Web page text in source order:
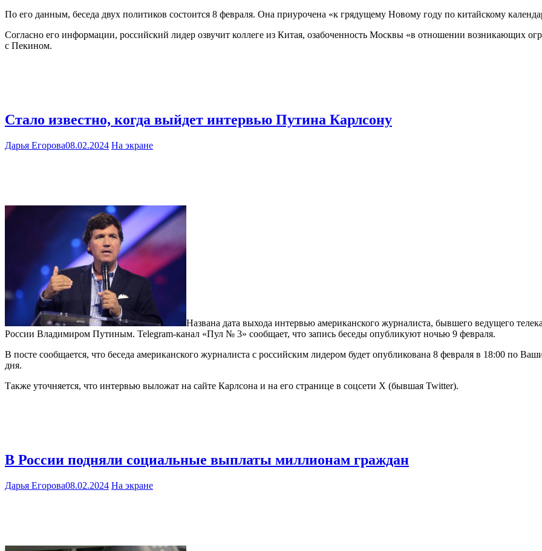
По его данным, беседа двух политиков состоится 8 февраля. Она приурочена «к грядущему Новому году по китайскому
Согласно его информации, российский лидер озвучит коллеге из Китая, озабоченность Москвы «в отношении возникающих
с Пекином.
Стало известно, когда выйдет интервью Путина Карлсону
Дарья Егорова08.02.2024 На экране
Названа дата выхода интервью американского журналиста, бывшего ведущего
России Владимиром Путиным. Telegram-канал «Пул № 3» сообщает, что запись беседы опубликуют ночью 9 февраля.
В посте сообщается, что беседа американского журналиста с российским лидером будет опубликована 8 февраля в 18:00 по
дня.
Также уточняется, что интервью выложат на сайте Карлсона и на его странице в соцсети X (бывшая Twitter).
В России подняли социальные выплаты миллионам граждан
Дарья Егорова08.02.2024 На экране